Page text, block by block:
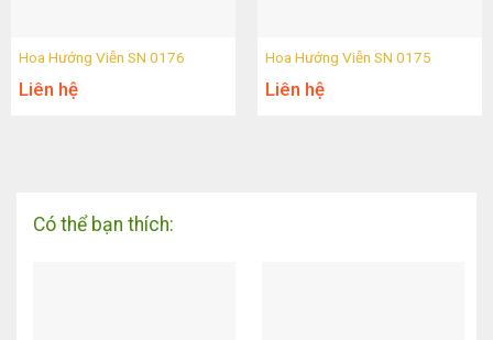
Hoa Hướng Viễn SN 0176
Liên hệ
Hoa Hướng Viễn SN 0175
Liên hệ
Có thể bạn thích: